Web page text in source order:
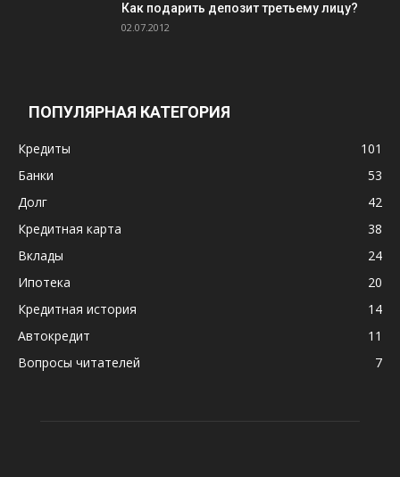
Как подарить депозит третьему лицу?
02.07.2012
ПОПУЛЯРНАЯ КАТЕГОРИЯ
Кредиты
101
Банки
53
Долг
42
Кредитная карта
38
Вклады
24
Ипотека
20
Кредитная история
14
Автокредит
11
Вопросы читателей
7